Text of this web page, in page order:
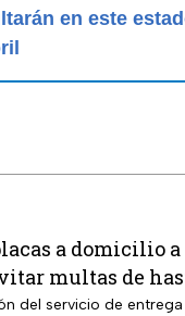
en este
a domicilio
multas de
del servicio de